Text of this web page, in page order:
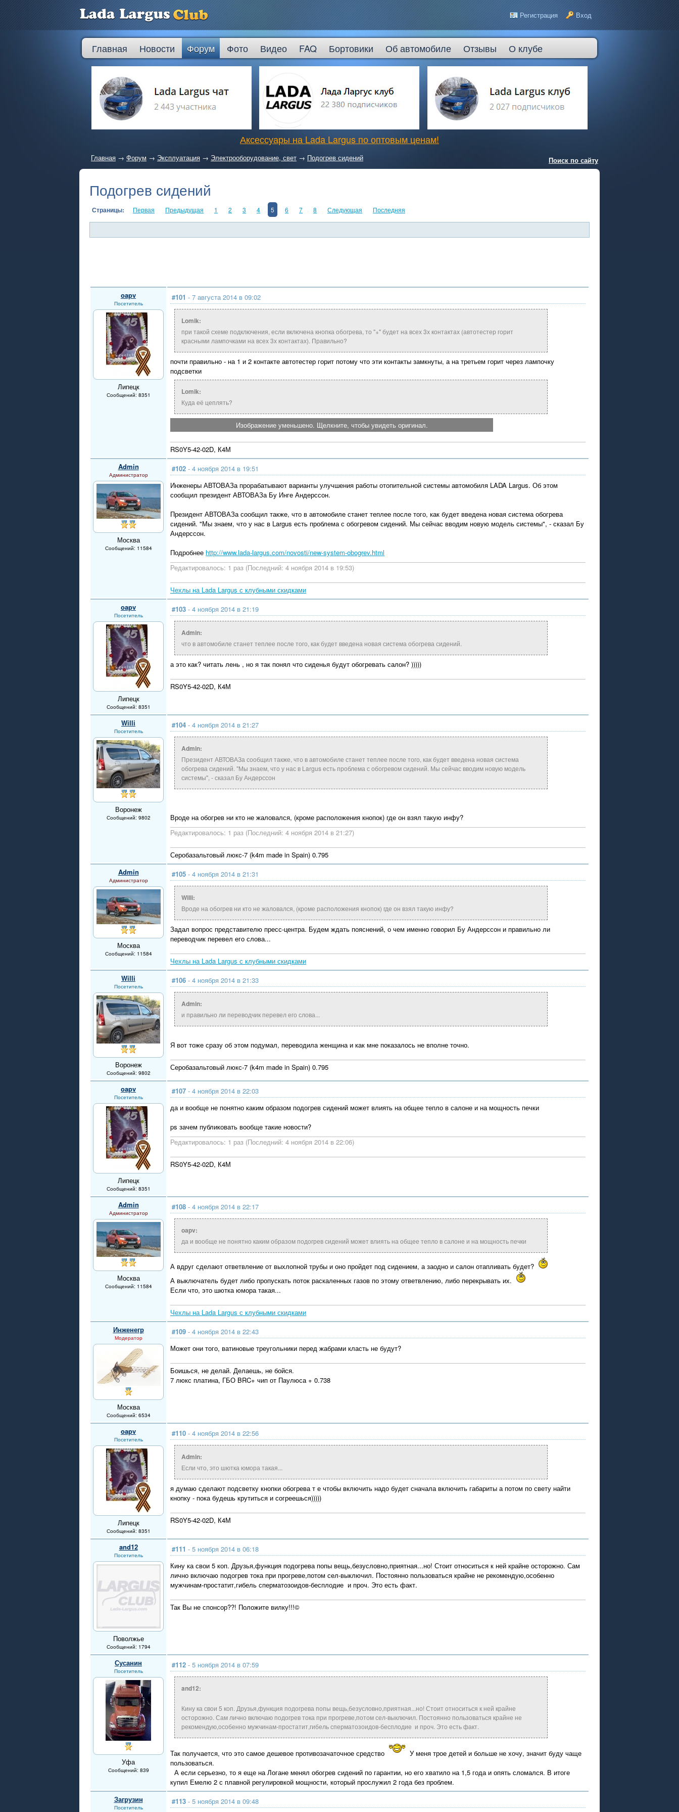
Регистрация Вход
Главная Новости Форум Фото Видео FAQ Бортовики Об автомобиле Отзывы О клубе
Аксессуары на Lada Largus по оптовым ценам!
Главная → Форум → Эксплуатация → Электрооборудование, свет → Подогрев сидений Поиск по сайту
Подогрев сидений
Страницы: Первая Предыдущая 1 2 3 4 5 6 7 8 Следующая Последняя
oapv
Посетитель
Липецк
Сообщений: 8351
#101 - 7 августа 2014 в 09:02
Lomik:
при такой схеме подключения, если включена кнопка обогрева, то "+" будет на всех 3х контактах (автотестер горит
красными лампочками на всех 3х контактах). Правильно?
почти правильно - на 1 и 2 контакте автотестер горит потому что эти контакты замкнуты, а на третьем горит через лампочку
подсветки
Lomik:
Куда её цеплять?
Изображение уменьшено. Щелкните, чтобы увидеть оригинал.
RS0Y5-42-02D, К4М
Admin
Администратор
Москва
Сообщений: 11584
#102 - 4 ноября 2014 в 19:51
Инженеры АВТОВАЗа прорабатывают варианты улучшения работы отопительной системы автомобиля LADA Largus. Об этом
сообщил президент АВТОВАЗа Бу Инге Андерссон.
Президент АВТОВАЗа сообщил также, что в автомобиле станет теплее после того, как будет введена новая система обогрева
сидений. "Мы знаем, что у нас в Largus есть проблема с обогревом сидений. Мы сейчас вводим новую модель системы", - сказал Бу
Андерссон.
Подробнее http://www.lada-largus.com/novosti/new-system-obogrev.html
Редактировалось: 1 раз (Последний: 4 ноября 2014 в 19:53)
Чехлы на Lada Largus с клубными скидками
oapv
Посетитель
Липецк
Сообщений: 8351
#103 - 4 ноября 2014 в 21:19
Admin:
что в автомобиле станет теплее после того, как будет введена новая система обогрева сидений.
а это как? читать лень , но я так понял что сиденья будут обогревать салон? )))))
RS0Y5-42-02D, К4М
Willi
Посетитель
Воронеж
Сообщений: 9802
#104 - 4 ноября 2014 в 21:27
Admin:
Президент АВТОВАЗа сообщил также, что в автомобиле станет теплее после того, как будет введена новая система
обогрева сидений. "Мы знаем, что у нас в Largus есть проблема с обогревом сидений. Мы сейчас вводим новую модель
системы", - сказал Бу Андерссон
Вроде на обогрев ни кто не жаловался, (кроме расположения кнопок) где он взял такую инфу?
Редактировалось: 1 раз (Последний: 4 ноября 2014 в 21:27)
Серобазальтовый люкс-7 (k4m made in Spain) 0.795
Admin
Администратор
Москва
Сообщений: 11584
#105 - 4 ноября 2014 в 21:31
Willi:
Вроде на обогрев ни кто не жаловался, (кроме расположения кнопок) где он взял такую инфу?
Задал вопрос представителю пресс-центра. Будем ждать пояснений, о чем именно говорил Бу Андерссон и правильно ли
переводчик перевел его слова...
Чехлы на Lada Largus с клубными скидками
Willi
Посетитель
Воронеж
Сообщений: 9802
#106 - 4 ноября 2014 в 21:33
Admin:
и правильно ли переводчик перевел его слова...
Я вот тоже сразу об этом подумал, переводила женщина и как мне показалось не вполне точно.
Серобазальтовый люкс-7 (k4m made in Spain) 0.795
oapv
Посетитель
Липецк
Сообщений: 8351
#107 - 4 ноября 2014 в 22:03
да и вообще не понятно каким образом подогрев сидений может влиять на общее тепло в салоне и на мощность печки
ps зачем публиковать вообще такие новости?
Редактировалось: 1 раз (Последний: 4 ноября 2014 в 22:06)
RS0Y5-42-02D, К4М
Admin
Администратор
Москва
Сообщений: 11584
#108 - 4 ноября 2014 в 22:17
oapv:
да и вообще не понятно каким образом подогрев сидений может влиять на общее тепло в салоне и на мощность печки
А вдруг сделают ответвление от выхлопной трубы и оно пройдет под сидением, а заодно и салон отапливать будет?
А выключатель будет либо пропускать поток раскаленных газов по этому ответвлению, либо перекрывать их.
Если что, это шютка юмора такая...
Чехлы на Lada Largus с клубными скидками
Инженегр
Модератор
Москва
Сообщений: 6534
#109 - 4 ноября 2014 в 22:43
Может они того, ватиновые треугольники перед жабрами класть не будут?
Боишься, не делай. Делаешь, не бойся.
7 люкс платина, ГБО BRC+ чип от Паулюса + 0.738
oapv
Посетитель
Липецк
Сообщений: 8351
#110 - 4 ноября 2014 в 22:56
Admin:
Если что, это шютка юмора такая...
я думаю сделают подсветку кнопки обогрева т е чтобы включить надо будет сначала включить габариты а потом по свету найти
кнопку - пока будешь крутиться и согреешься)))))
RS0Y5-42-02D, К4М
and12
Посетитель
Поволжье
Сообщений: 1794
#111 - 5 ноября 2014 в 06:18
Кину ка свои 5 коп. Друзья,функция подогрева попы вещь,безусловно,приятная...но! Стоит относиться к ней крайне осторожно. Сам
лично включаю подогрев тока при прогреве,потом сел-выключил. Постоянно пользоваться крайне не рекомендую,особенно
мужчинам-простатит,гибель сперматозоидов-бесплодие и проч. Это есть факт.
Так Вы не спонсор??! Положите вилку!!!©
Сусанин
Посетитель
Уфа
Сообщений: 839
#112 - 5 ноября 2014 в 07:59
and12:
Кину ка свои 5 коп. Друзья,функция подогрева попы вещь,безусловно,приятная...но! Стоит относиться к ней крайне
осторожно. Сам лично включаю подогрев тока при прогреве,потом сел-выключил. Постоянно пользоваться крайне не
рекомендую,особенно мужчинам-простатит,гибель сперматозоидов-бесплодие и проч. Это есть факт.
Так получается, что это самое дешевое противозачаточное средство
У меня трое детей и больше не хочу, значит буду чаще
пользоваться.
А если серьезно, то я еще на Логане менял обогрев сидений по гарантии, но его хватило на 1,5 года и опять сломался. В итоге
купил Емелю 2 с плавной регулировкой мощности, который прослужил 2 года без проблем.
Загрузин
Посетитель
#113 - 5 ноября 2014 в 09:48